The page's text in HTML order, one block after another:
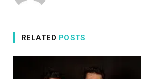
RELATED POSTS